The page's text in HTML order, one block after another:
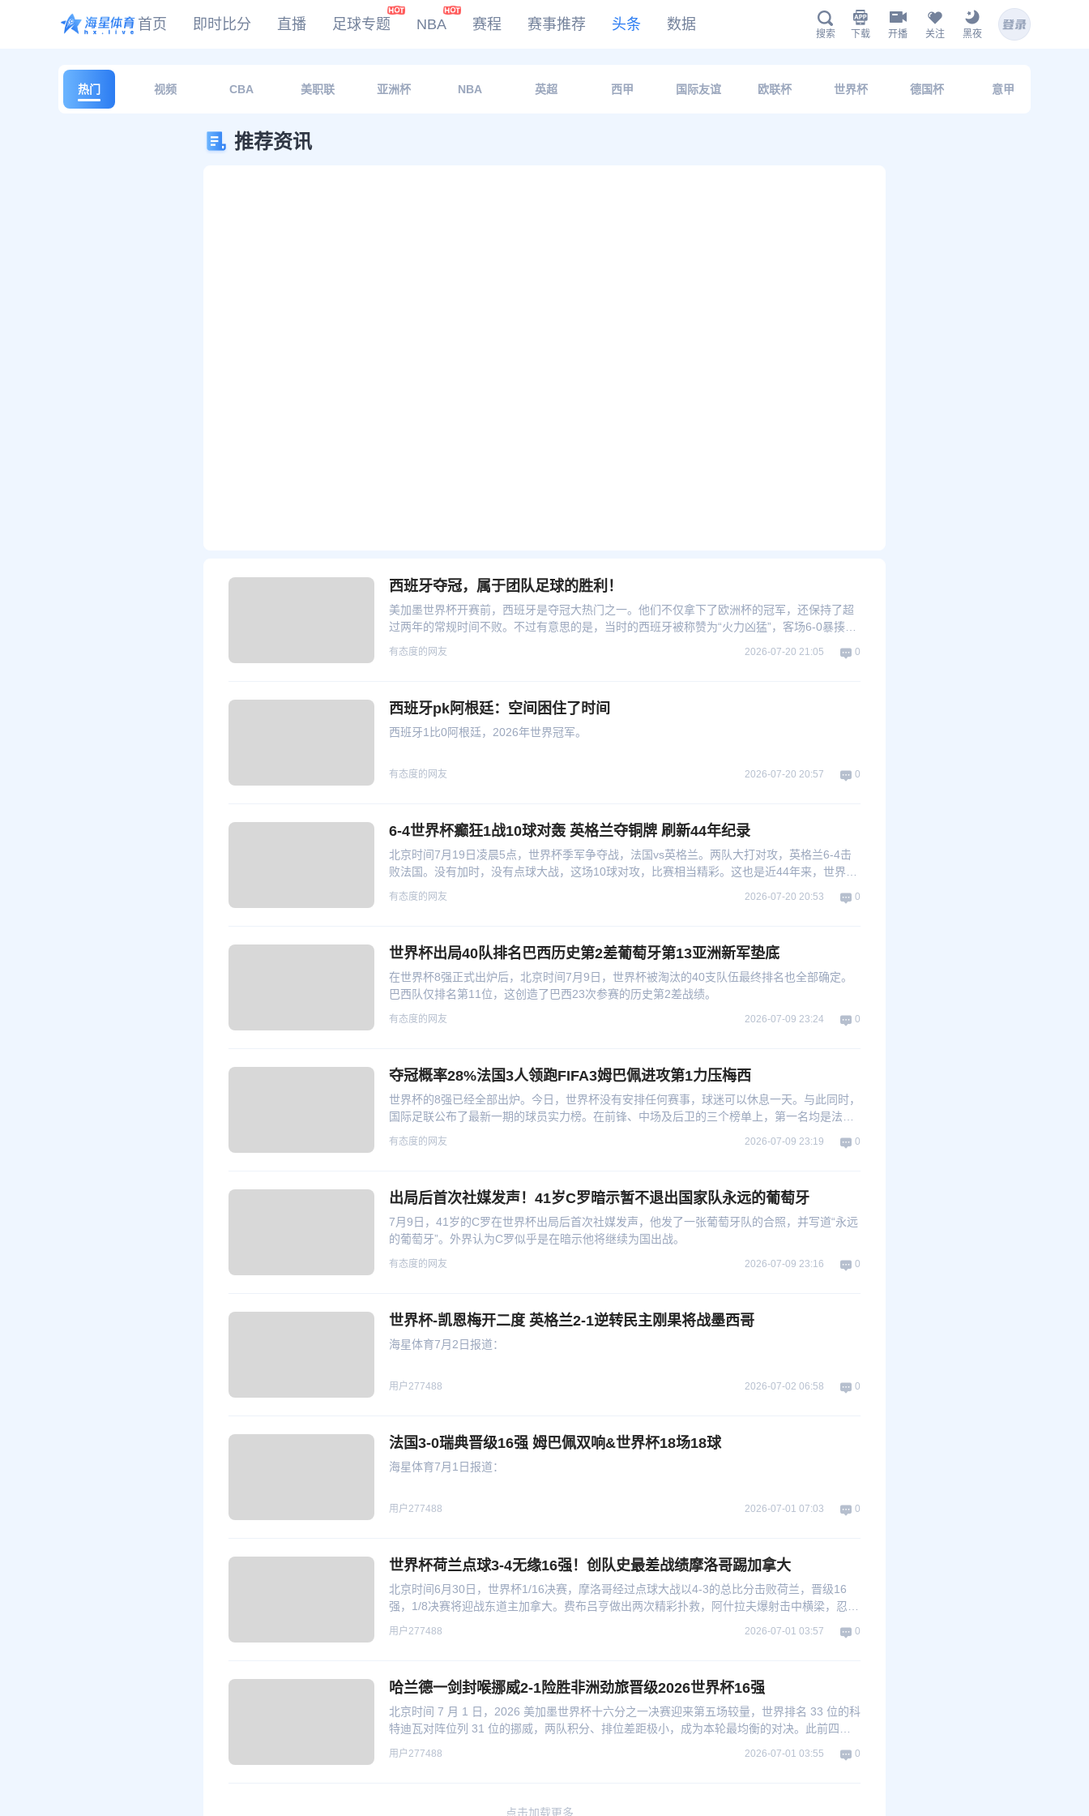
首页 即时比分
足球比分
德甲
CBA
直播
WNBA
LOL
海星体育APP下载
足球专题 NBA 赛程 赛事推荐
足球推荐
头条
头条
数据
足球资料库
搜索 下载 开播 关注 黑夜
热门 视频 CBA 美职联 亚洲杯 NBA 英超 西甲 国际友谊 欧联杯 世界杯 德国杯 意甲
推荐资讯
西班牙夺冠，属于团队足球的胜利！
美加墨世界杯开赛前，西班牙是夺冠大热门之一。他们不仅拿下了欧洲杯的冠军，还保持了超
过两年的常规时间不败。不过有意思的是，当时的西班牙被称赞为“火力凶猛”，客场6-0暴揍土
耳其、3-3打平荷兰、5-4互爆法国，各种战绩可查。
有态度的网友 2026-07-20 21:05 0
西班牙pk阿根廷：空间困住了时间
西班牙1比0阿根廷，2026年世界冠军。
有态度的网友 2026-07-20 20:57 0
6-4世界杯癫狂1战10球对轰 英格兰夺铜牌 刷新44年纪录
北京时间7月19日凌晨5点，世界杯季军争夺战，法国vs英格兰。两队大打对攻，英格兰6-4击
败法国。没有加时，没有点球大战，这场10球对攻，比赛相当精彩。这也是近44年来，世界杯
单场进球纪录。
有态度的网友 2026-07-20 20:53 0
世界杯出局40队排名巴西历史第2差葡萄牙第13亚洲新军垫底
在世界杯8强正式出炉后，北京时间7月9日，世界杯被淘汰的40支队伍最终排名也全部确定。
巴西队仅排名第11位，这创造了巴西23次参赛的历史第2差战绩。
有态度的网友 2026-07-09 23:24 0
夺冠概率28%法国3人领跑FIFA3姆巴佩进攻第1力压梅西
世界杯的8强已经全部出炉。今日，世界杯没有安排任何赛事，球迷可以休息一天。与此同时，
国际足联公布了最新一期的球员实力榜。在前锋、中场及后卫的三个榜单上，第一名均是法国
人。
有态度的网友 2026-07-09 23:19 0
出局后首次社媒发声！41岁C罗暗示暂不退出国家队永远的葡萄牙
7月9日，41岁的C罗在世界杯出局后首次社媒发声，他发了一张葡萄牙队的合照，并写道“永远
的葡萄牙”。外界认为C罗似乎是在暗示他将继续为国出战。
有态度的网友 2026-07-09 23:16 0
世界杯-凯恩梅开二度 英格兰2-1逆转民主刚果将战墨西哥
海星体育7月2日报道：
用户277488 2026-07-02 06:58 0
法国3-0瑞典晋级16强 姆巴佩双响&世界杯18场18球
海星体育7月1日报道：
用户277488 2026-07-01 07:03 0
世界杯荷兰点球3-4无缘16强！创队史最差战绩摩洛哥踢加拿大
北京时间6月30日，世界杯1/16决赛，摩洛哥经过点球大战以4-3的总比分击败荷兰，晋级16
强，1/8决赛将迎战东道主加拿大。费布吕亨做出两次精彩扑救，阿什拉夫爆射击中横梁，忍受
女友流产之痛的加克波打破僵局，掩面而泣，迪奥普补时绝平，常规时间1-1平，加时赛拉希米
单刀被扑。点球大战，艾纳维击中横梁，小克鲁伊维特击中门柱，廷伯打偏，阿什拉夫中柱，
用户277488 2026-07-01 03:57 0
哈兰德一剑封喉挪威2-1险胜非洲劲旅晋级2026世界杯16强
北京时间 7 月 1 日，2026 美加墨世界杯十六分之一决赛迎来第五场较量，世界排名 33 位的科
特迪瓦对阵位列 31 位的挪威，两队积分、排位差距极小，成为本轮最均衡的对决。此前四场
淘汰赛已有两支欧洲队伍止步，北欧劲旅挪威背负压力出战，非洲黑马科特迪瓦则冲击队史首
用户277488 2026-07-01 03:55 0
点击加载更多...